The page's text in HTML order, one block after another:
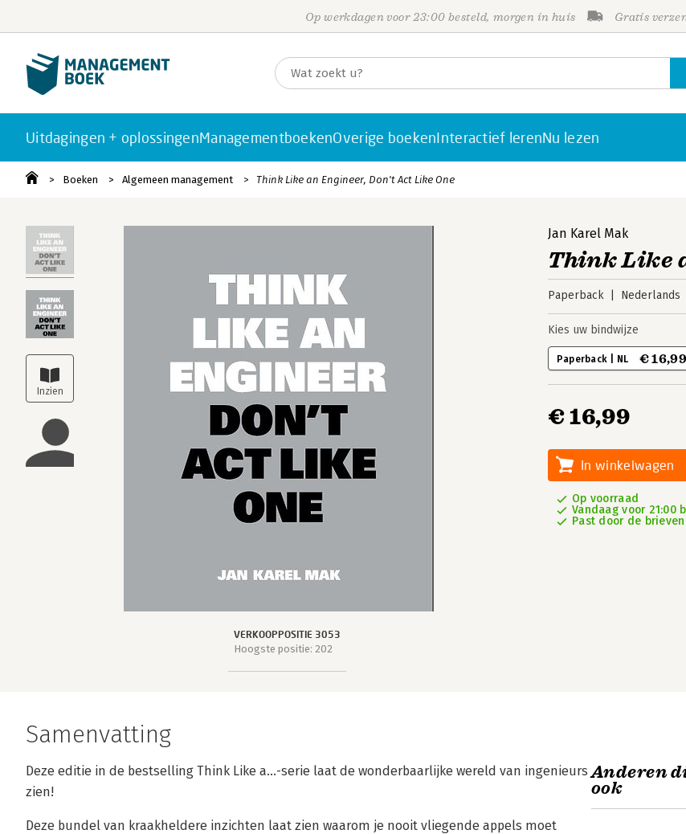
Op werkdagen voor 23:00 besteld, morgen in huis Gratis
Uitdagingen + oplossingenManagementboekenOverige boekenInteractief lerenNu lezen
Boeken Algemeen management Think Like an Engineer, Don't Act Like One
VERKOOPPOSITIE 3053
Hoogste positie: 202
Jan Karel Mak
Think Like
Paperback Nederlands
Kies uw bindwijze
Paperback | NL € 16,99
€ 16,99
In winkelwagen
Op voorraad
Vandaag voor 21:00
Past door de
Samenvatting
Deze editie in de bestselling Think Like a...-serie laat de wonderbaarlijke wereld van ingenieurs
zien!
Deze bundel van kraakheldere inzichten laat zien waarom je nooit vliegende appels moet
Anderen
ook